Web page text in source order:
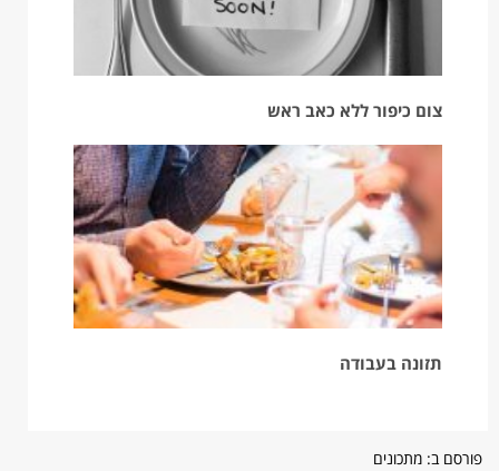
צום כיפור ללא כאב ראש
תזונה בעבודה
פורסם ב: מתכונים